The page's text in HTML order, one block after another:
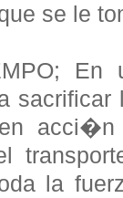
se le
la